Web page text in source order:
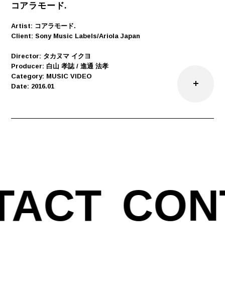
コアラモード.
Artist: コアラモード.
Client: Sony Music Labels/Ariola Japan
Director: タカヌマ イクヨ
Producer: 白山 孝誌 / 進通 法孝
Category: MUSIC VIDEO
Date: 2016.01